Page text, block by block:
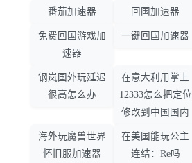
番茄加速器 回国加速器
免费回国游戏加
速器
一键回国加速器
钢岚国外玩延迟
很高怎么办
在意大利用掌上
12333怎么把定位
修改到中国国内
海外玩魔兽世界
怀旧服加速器
在美国能玩公主
连结：Re吗